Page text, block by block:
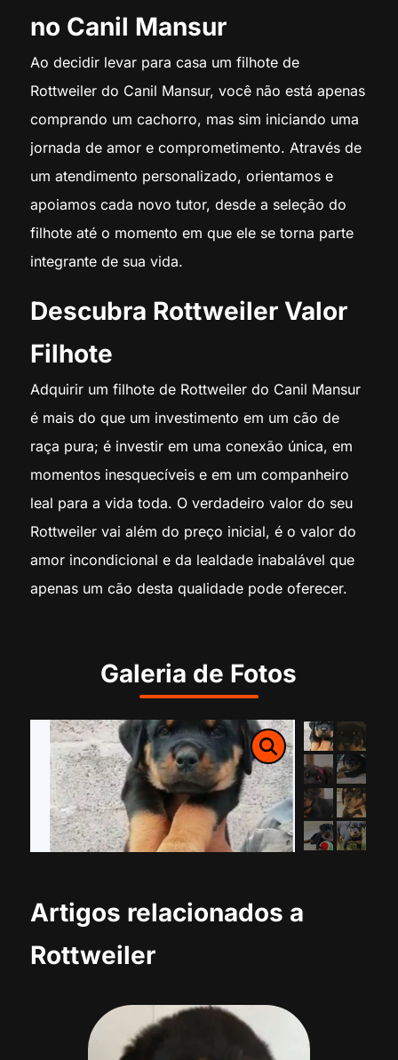
no Canil Mansur
Ao decidir levar para casa um filhote de
Rottweiler do Canil Mansur, você não está apenas
comprando um cachorro, mas sim iniciando uma
jornada de amor e comprometimento. Através de
um atendimento personalizado, orientamos e
apoiamos cada novo tutor, desde a seleção do
filhote até o momento em que ele se torna parte
integrante de sua vida.
Descubra Rottweiler Valor
Filhote
Adquirir um filhote de Rottweiler do Canil Mansur
é mais do que um investimento em um cão de
raça pura; é investir em uma conexão única, em
momentos inesquecíveis e em um companheiro
leal para a vida toda. O verdadeiro valor do seu
Rottweiler vai além do preço inicial, é o valor do
amor incondicional e da lealdade inabalável que
apenas um cão desta qualidade pode oferecer.
Galeria de Fotos
Artigos relacionados a
Rottweiler